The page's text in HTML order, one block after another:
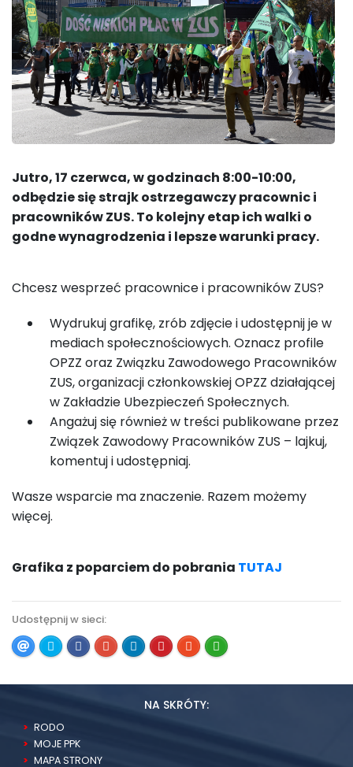
Jutro, 17 czerwca, w godzinach 8:00-10:00,
odbędzie się strajk ostrzegawczy pracownic i
pracowników ZUS. To kolejny etap ich walki o
godne wynagrodzenia i lepsze warunki pracy.
Chcesz wesprzeć pracownice i pracowników ZUS?
Wydrukuj grafikę, zrób zdjęcie i udostępnij je w
mediach społecznościowych. Oznacz profile
OPZZ oraz Związku Zawodowego Pracowników
ZUS, organizacji członkowskiej OPZZ działającej
w Zakładzie Ubezpieczeń Społecznych.
Angażuj się również w treści publikowane przez
Związek Zawodowy Pracowników ZUS – lajkuj,
komentuj i udostępniaj.
Wasze wsparcie ma znaczenie. Razem możemy
więcej.
Grafika z poparciem do pobrania TUTAJ
Udostępnij w sieci:
NA SKRÓTY:
RODO
MOJE PPK
MAPA STRONY